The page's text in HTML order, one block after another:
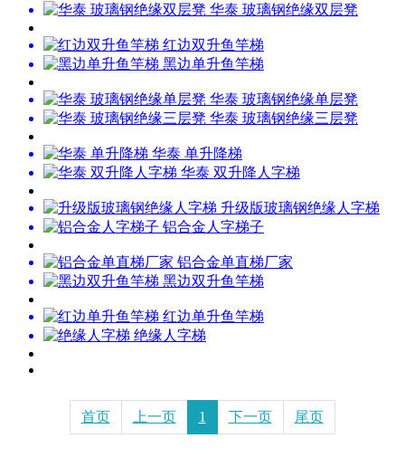
华泰 玻璃钢绝缘双层凳
红边双升鱼竿梯
黑边单升鱼竿梯
华泰 玻璃钢绝缘单层凳
华泰 玻璃钢绝缘三层凳
华泰 单升降梯
华泰 双升降人字梯
升级版玻璃钢绝缘人字梯
铝合金人字梯子
铝合金单直梯厂家
黑边双升鱼竿梯
红边单升鱼竿梯
绝缘人字梯
首页 上一页 1 下一页 尾页